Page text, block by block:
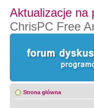
Aktualizacje na
ChrisPC Free
Strona główna